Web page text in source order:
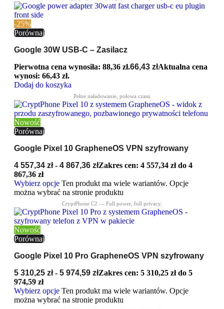
-25%
Porównaj
Google 30W USB-C – Zasilacz
Pierwotna cena wynosiła: 88,36 zł.66,43 złAktualna cena
wynosi: 66,43 zł.
Dodaj do koszyka
Nowość
Porównaj
Google Pixel 10 GrapheneOS VPN szyfrowany
4 557,34 zł - 4 867,36 złZakres cen: 4 557,34 zł do 4
867,36 zł
Wybierz opcje Ten produkt ma wiele wariantów. Opcje
można wybrać na stronie produktu
Nowość
Porównaj
Google Pixel 10 Pro GrapheneOS VPN szyfrowany
5 310,25 zł - 5 974,59 złZakres cen: 5 310,25 zł do 5
974,59 zł
Wybierz opcje Ten produkt ma wiele wariantów. Opcje
można wybrać na stronie produktu